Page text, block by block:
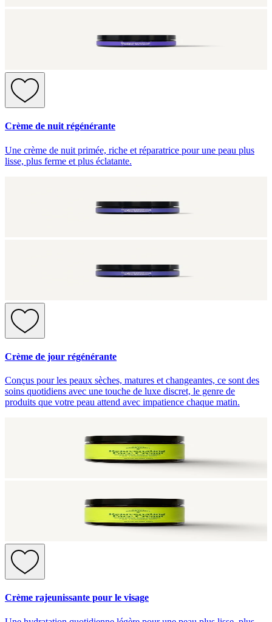
Crème de nuit régénérante
Une crème de nuit primée, riche et réparatrice pour une peau plus
lisse, plus ferme et plus éclatante.
Crème de jour régénérante
Conçus pour les peaux sèches, matures et changeantes, ce sont des
soins quotidiens avec une touche de luxe discret, le genre de
produits que votre peau attend avec impatience chaque matin.
Crème rajeunissante pour le visage